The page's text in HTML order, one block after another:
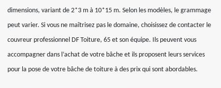
dimensions, variant de 2*3 m à 10*15 m. Selon les modèles, le grammage
peut varier. Si vous ne maîtrisez pas le domaine, choisissez de contacter le
couvreur professionnel DF Toiture, 65 et son équipe. Ils peuvent vous
accompagner dans l’achat de votre bâche et ils proposent leurs services
pour la pose de votre bâche de toiture à des prix qui sont abordables.